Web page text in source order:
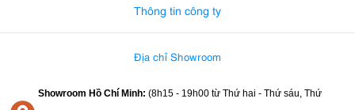
4.7. Màn hình cảm ứng 5 inch lớn và sáng
quay phim độ phân giải cao với máy quay Blackmagic Pocket Cinema
Thông tin công ty
Địa chỉ Showroom
Showroom Hồ Chí Minh: (8h15 - 19h00 từ Thứ hai - Thứ sáu, Thứ